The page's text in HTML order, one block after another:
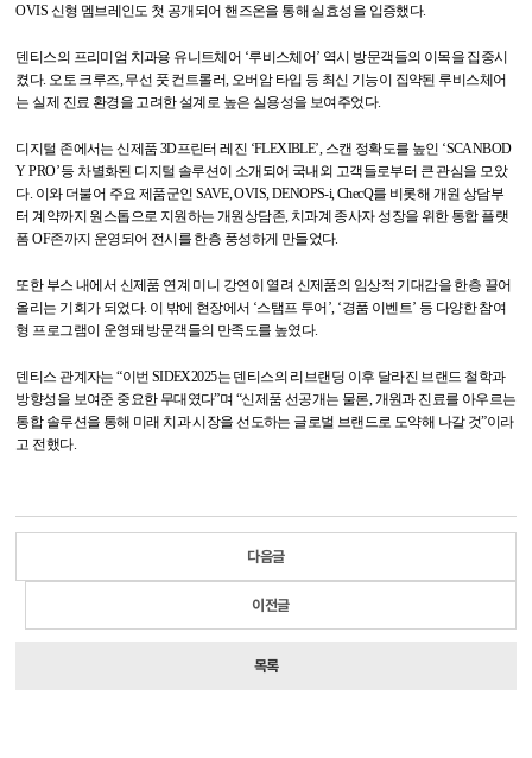
OVIS 신형 멤브레인도 첫 공개되어 핸즈온을 통해 실효성을 입증했다.
덴티스의 프리미엄 치과용 유니트체어 ‘루비스체어’ 역시 방문객들의 이목을 집중시
켰다. 오토 크루즈, 무선 풋 컨트롤러, 오버암 타입 등 최신 기능이 집약된 루비스체어
는 실제 진료 환경을 고려한 설계로 높은 실용성을 보여주었다.
디지털 존에서는 신제품 3D프린터 레진 ‘FLEXIBLE’, 스캔 정확도를 높인 ‘SCANBOD
Y PRO’ 등 차별화된 디지털 솔루션이 소개되어 국내외 고객들로부터 큰 관심을 모았
다. 이와 더불어 주요 제품군인 SAVE, OVIS, DENOPS-i, ChecQ를 비롯해 개원 상담부
터 계약까지 원스톱으로 지원하는 개원상담존, 치과계 종사자 성장을 위한 통합 플랫
폼 OF존까지 운영되어 전시를 한층 풍성하게 만들었다.
또한 부스 내에서 신제품 연계 미니 강연이 열려 신제품의 임상적 기대감을 한층 끌어
올리는 기회가 되었다. 이 밖에 현장에서 ‘스탬프 투어’, ‘경품 이벤트’ 등 다양한 참여
형 프로그램이 운영돼 방문객들의 만족도를 높였다.
덴티스 관계자는 “이번 SIDEX2025는 덴티스의 리브랜딩 이후 달라진 브랜드 철학과
방향성을 보여준 중요한 무대였다”며 “신제품 선공개는 물론, 개원과 진료를 아우르는
통합 솔루션을 통해 미래 치과 시장을 선도하는 글로벌 브랜드로 도약해 나갈 것”이라
고 전했다.
다음글
이전글
목록